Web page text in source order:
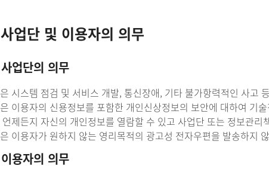
업단 및 이용자의 의무
업단의 의무
시스템 점검 및 서비스 개발, 통신장애, 기타 불가항력적인 사고
이용자의 신용정보를 포함한 개인신상정보의 보안에 대하여 기
제든지 자신의 개인정보를 열람할 수 있고 사업단 또는 정보관
이용자가 원하지 않는 영리목적의 광고성 전자우편을 발송하지
용자의 의무